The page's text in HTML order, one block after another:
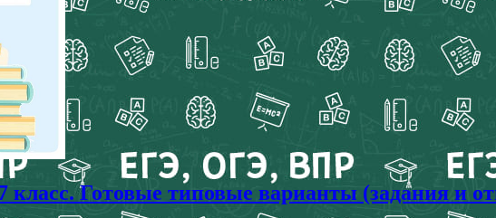
класс. Готовые типовые варианты (задания и